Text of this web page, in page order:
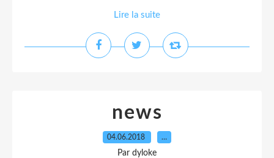
Lire la suite
news
04.06.2018 …
Par dyloke